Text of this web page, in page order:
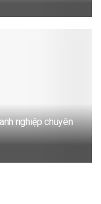
nghiệp chuyên